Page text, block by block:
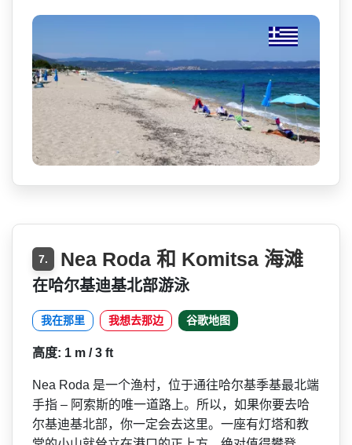
7. Nea Roda 和 Komitsa 海滩
在哈尔基迪基北部游泳
我在那里 我想去那边 谷歌地图
高度: 1 m / 3 ft
Nea Roda 是一个渔村，位于通往哈尔基­季基最北端
手指 – 阿索斯的唯一道路上。所以，­如果你要去哈
尔基迪基北部，你一定会去这里。一座有­灯塔和教